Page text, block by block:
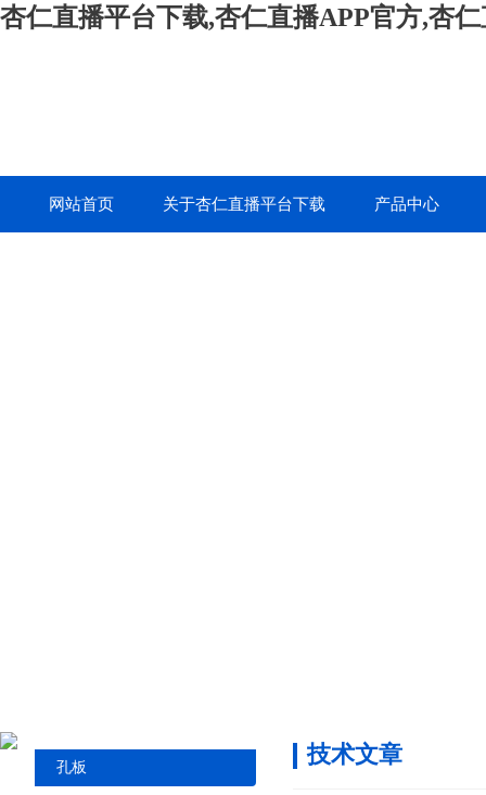
杏仁直播平台下载,杏仁直播APP官方,杏
网站首页 关于杏仁直播平台下载 产品中心
孔板 技术文章